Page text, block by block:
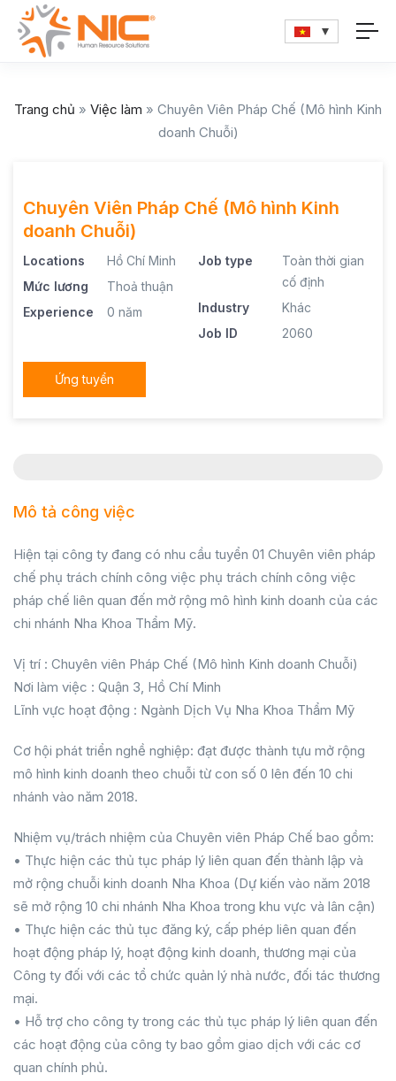
Trang chủ » Việc làm » Chuyên Viên Pháp Chế (Mô hình Kinh
doanh Chuỗi)
Chuyên Viên Pháp Chế (Mô hình Kinh
doanh Chuỗi)
Locations
Hồ Chí Minh
Mức lương
Thoả thuận
Experience
0 năm
Job type
Toàn thời gian
cố định
Industry
Khác
Job ID
2060
Ứng tuyển
Mô tả công việc
Hiện tại công ty đang có nhu cầu tuyển 01 Chuyên viên pháp
chế phụ trách chính công việc phụ trách chính công việc
pháp chế liên quan đến mở rộng mô hình kinh doanh của các
chi nhánh Nha Khoa Thẩm Mỹ.
Vị trí : Chuyên viên Pháp Chế (Mô hình Kinh doanh Chuỗi)
Nơi làm việc : Quận 3, Hồ Chí Minh
Lĩnh vực hoạt động : Ngành Dịch Vụ Nha Khoa Thẩm Mỹ
Cơ hội phát triển nghề nghiệp: đạt được thành tựu mở rộng
mô hình kinh doanh theo chuỗi từ con số 0 lên đến 10 chi
nhánh vào năm 2018.
Nhiệm vụ/trách nhiệm của Chuyên viên Pháp Chế bao gồm:
• Thực hiện các thủ tục pháp lý liên quan đến thành lập và
mở rộng chuỗi kinh doanh Nha Khoa (Dự kiến vào năm 2018
sẽ mở rộng 10 chi nhánh Nha Khoa trong khu vực và lân cận)
• Thực hiện các thủ tục đăng ký, cấp phép liên quan đến
hoạt động pháp lý, hoạt động kinh doanh, thương mại của
Công ty đối với các tổ chức quản lý nhà nước, đối tác thương
mại.
• Hỗ trợ cho công ty trong các thủ tục pháp lý liên quan đến
các hoạt động của công ty bao gồm giao dịch với các cơ
quan chính phủ.